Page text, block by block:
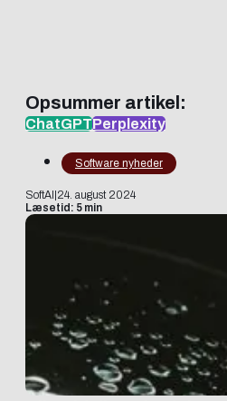
Opsummer artikel:
ChatGPTPerplexity
Software nyheder
SoftAI 24. august 2024
Læsetid: 5 min